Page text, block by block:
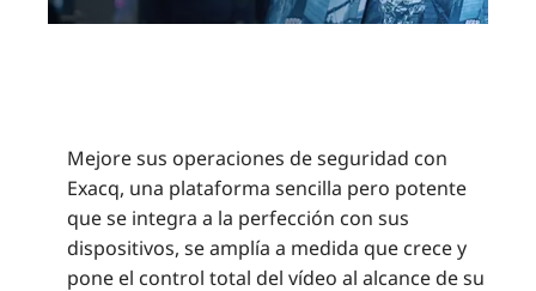
Mejore sus operaciones de seguridad con
Exacq, una plataforma sencilla pero potente
que se integra a la perfección con sus
dispositivos, se amplía a medida que crece y
pone el control total del vídeo al alcance de su